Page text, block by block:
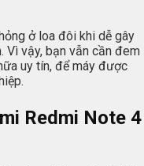
ở loa đôi khi dễ gây
Vì vậy, bạn vẫn cần đem
uy tín, để máy được
Redmi Note 4